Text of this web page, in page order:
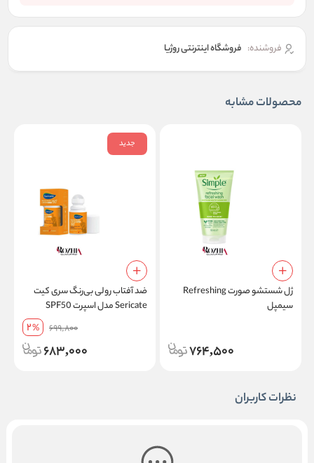
فروشنده: فروشگاه اینترنتی روژیا
محصولات مشابه
ژل شستشو صورت Refreshing
سیمپل
764,500
جدید
ضد آفتاب رولی بی‌رنگ سری کیت
Sericate مدل اسپرت SPF50
مقاوم در برابر تعریق حجم 50 میل
699,800
2%
683,000
نظرات کاربران